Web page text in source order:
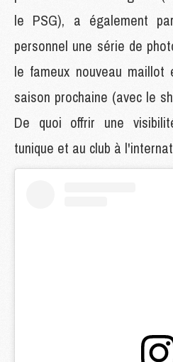
le PSG), a également
personnel une série de
le fameux nouveau
saison prochaine (avec le
De quoi offrir une
tunique et au club à